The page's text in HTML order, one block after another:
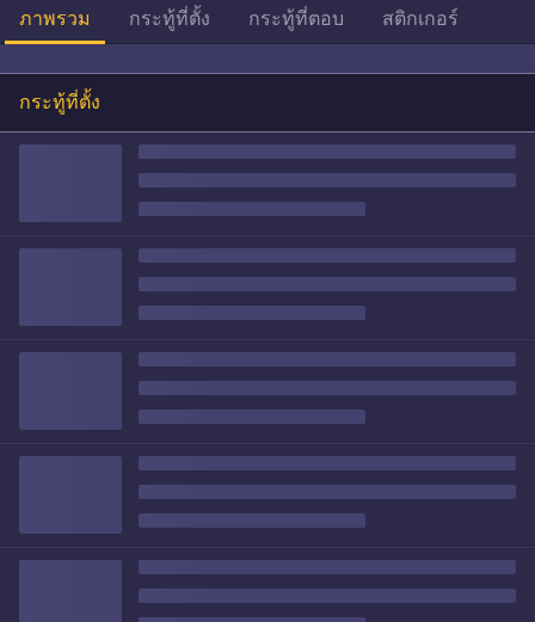
ภาพรวม กระทู้ที่ตั้ง กระทู้ที่ตอบ สติกเกอร์
กระทู้ที่ตั้ง